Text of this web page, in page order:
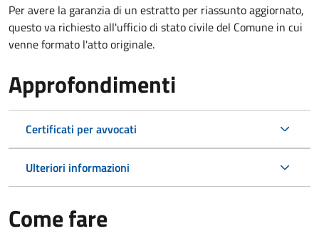
Per avere la garanzia di un estratto per riassunto aggiornato,
questo va richiesto all'ufficio di stato civile del Comune in cui
venne formato l'atto originale.
Approfondimenti
Certificati per avvocati
Ulteriori informazioni
Come fare